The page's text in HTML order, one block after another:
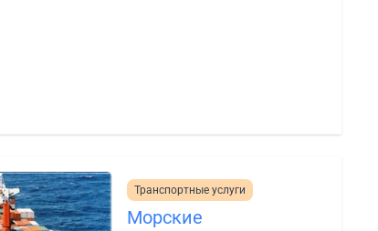
Транспортные услуги
Морские